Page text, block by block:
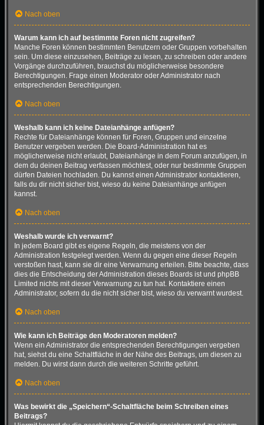
Nach oben
Warum kann ich auf bestimmte Foren nicht zugreifen?
Manche Foren können bestimmten Benutzern oder Gruppen vorbehalten
sein. Um diese einzusehen, Beiträge zu lesen, zu schreiben oder andere
Vorgänge durchzuführen, brauchst du möglicherweise besondere
Berechtigungen. Frage einen Moderator oder Administrator nach
entsprechenden Berechtigungen.
Nach oben
Weshalb kann ich keine Dateianhänge anfügen?
Rechte für Dateianhänge können für Foren, Gruppen und einzelne
Benutzer vergeben werden. Die Board-Administration hat es
möglicherweise nicht erlaubt, Dateianhänge in dem Forum anzufügen, in
dem du deinen Beitrag verfassen möchtest, oder nur bestimmte Gruppen
dürfen Dateien hochladen. Du kannst einen Administrator kontaktieren,
falls du dir nicht sicher bist, wieso du keine Dateianhänge anfügen
kannst.
Nach oben
Weshalb wurde ich verwarnt?
In jedem Board gibt es eigene Regeln, die meistens von der
Administration festgelegt werden. Wenn du gegen eine dieser Regeln
verstoßen hast, kann sie dir eine Verwarnung erteilen. Bitte beachte, dass
dies die Entscheidung der Administration dieses Boards ist und phpBB
Limited nichts mit dieser Verwarnung zu tun hat. Kontaktiere einen
Administrator, sofern du die nicht sicher bist, wieso du verwarnt wurdest.
Nach oben
Wie kann ich Beiträge den Moderatoren melden?
Wenn ein Administrator die entsprechenden Berechtigungen vergeben
hat, siehst du eine Schaltfläche in der Nähe des Beitrags, um diesen zu
melden. Du wirst dann durch die weiteren Schritte geführt.
Nach oben
Was bewirkt die „Speichern“-Schaltfläche beim Schreiben eines
Beitrags?